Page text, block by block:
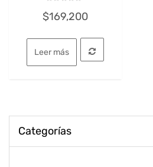
con
0
5
$169,200
Leer más
Categorías